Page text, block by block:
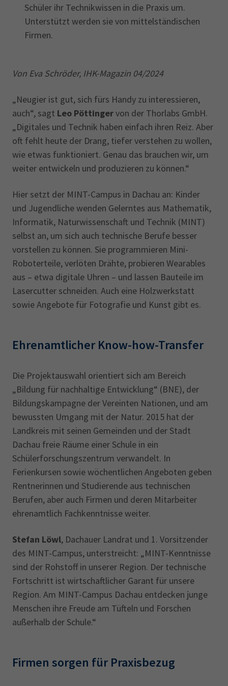
Schüler ihr Technikwissen in die Praxis um.
Unterstützt werden sie von mittelständischen
Firmen.
Von Eva Schröder, IHK-Magazin 04/2024
„Neugier ist gut, sich fürs Handy zu interessieren,
auch“, sagt Leo Pöttingervon der Thorlabs GmbH.
„Digitales und Technik haben einfach ihren Reiz. Aber
oft fehlt heute der Drang, tiefer verstehen zu wollen,
wie etwas funktioniert. Genau das brauchen wir, um
weiter entwickeln und produzieren zu können.“
Hier setzt der MINT-Campus in Dachau an: Kinder
und Jugendliche wenden Gelerntes aus Mathematik,
Informatik, Naturwissenschaft und Technik (MINT)
selbst an, um sich auch technische Berufe besser
vorstellen zu können. Sie programmieren Mini-
Roboterteile, verlöten Drähte, probieren Wearables
aus – etwa digitale Uhren – und lassen Bauteile im
Lasercutter schneiden. Auch eine Holzwerkstatt
sowie Angebote für Fotografie und Kunst gibt es.
Ehrenamtlicher Know-how-Transfer
Die Projektauswahl orientiert sich am Bereich
„Bildung für nachhaltige Entwicklung“ (BNE), der
Bildungskampagne der Vereinten Nationen, und am
bewussten Umgang mit der Natur. 2015 hat der
Landkreis mit seinen Gemeinden und der Stadt
Dachau freie Räume einer Schule in ein
Schülerforschungszentrum verwandelt. In
Ferienkursen sowie wöchentlichen Angeboten geben
Rentnerinnen und Studierende aus technischen
Berufen, aber auch Firmen und deren Mitarbeiter
ehrenamtlich Fachkenntnisse weiter.
Stefan Löwl, Dachauer Landrat und 1. Vorsitzender
des MINT-Campus, unterstreicht: „MINT-Kenntnisse
sind der Rohstoff in unserer Region. Der technische
Fortschritt ist wirtschaftlicher Garant für unsere
Region. Am MINT-Campus Dachau entdecken junge
Menschen ihre Freude am Tüfteln und Forschen
außerhalb der Schule.“
Firmen sorgen für Praxisbezug